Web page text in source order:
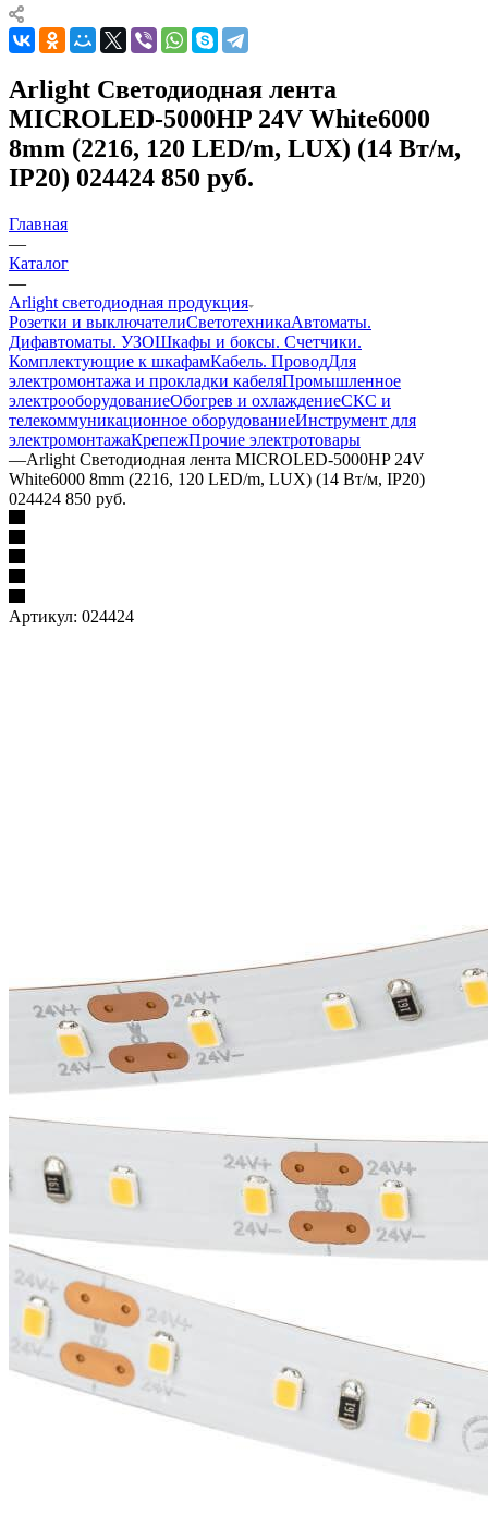
Arlight Светодиодная лента
MICROLED-5000HP 24V White6000
8mm (2216, 120 LED/m, LUX) (14 Вт/м,
IP20) 024424 850 руб.
Главная
—
Каталог
—
Arlight светодиодная продукция
Розетки и выключателиСветотехникаАвтоматы.
Дифавтоматы. УЗОШкафы и боксы. Счетчики.
Комплектующие к шкафамКабель. ПроводДля
электромонтажа и прокладки кабеляПромышленное
электрооборудованиеОбогрев и охлаждениеСКС и
телекоммуникационное оборудованиеИнструмент для
электромонтажаКрепежПрочие электротовары
—Arlight Светодиодная лента MICROLED-5000HP 24V
White6000 8mm (2216, 120 LED/m, LUX) (14 Вт/м, IP20)
024424 850 руб.
Артикул: 024424